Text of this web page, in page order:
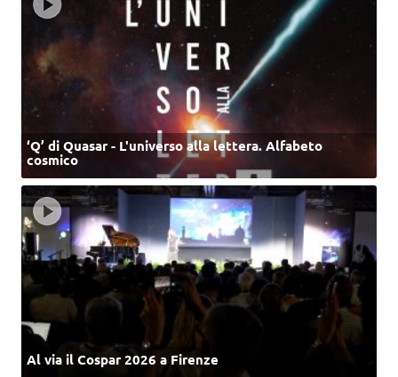
‘Q’ di Quasar - L'universo alla lettera. Alfabeto
cosmico
Al via il Cospar 2026 a Firenze